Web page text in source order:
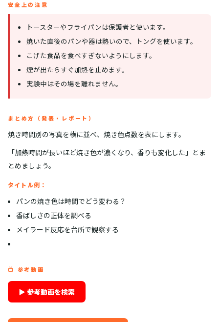
安全上の注意
トースターやフライパンは保護者と使います。
焼いた直後のパンや器は熱いので、トングを使います。
こげた食品を食べすぎないようにします。
煙が出たらすぐ加熱を止めます。
実験中はその場を離れません。
まとめ方（発表・レポート）
焼き時間別の写真を横に並べ、焼き色点数を表にします。
「加熱時間が長いほど焼き色が濃くなり、香りも変化した」とま
とめましょう。
タイトル例：
パンの焼き色は時間でどう変わる？
香ばしさの正体を調べる
メイラード反応を台所で観察する
📺 参考動画
▶ 参考動画を検索